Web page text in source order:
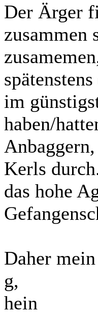
Der Ärger
zusammen
im
haben/
Kerls
das hohe
Daher
g,
hein